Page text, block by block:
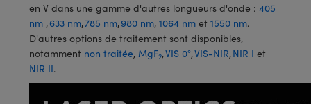
SCHOTT
en V dans une gamme d'autres longueurs d'onde : 405
nm ,633 nm,785 nm,980 nm, 1064 nm et 1550 nm.
D'autres options de traitement sont disponibles,
notamment non traitée, MgF2,VIS 0°,VIS-NIR,NIR I et
NIR II.